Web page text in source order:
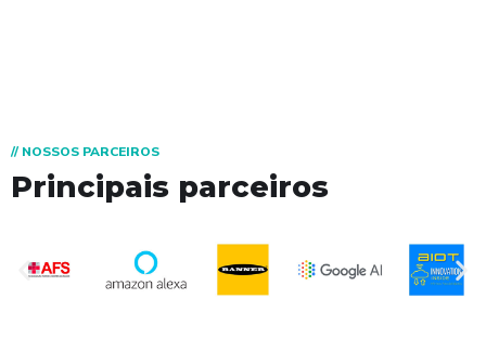
// NOSSOS PARCEIROS
Principais parceiros